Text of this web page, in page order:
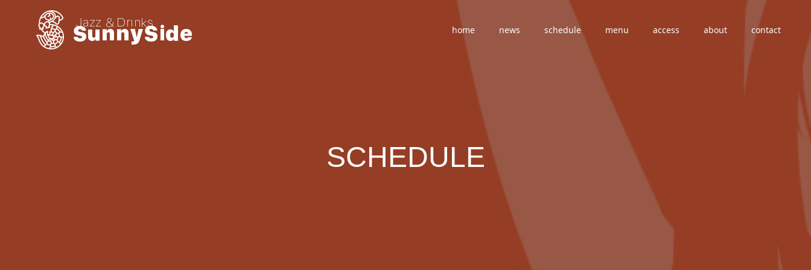
home news schedule menu access about contact
SCHEDULE